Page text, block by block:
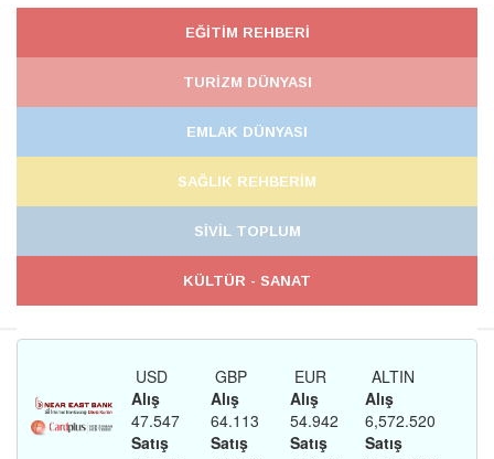
EĞİTİM REHBERİ
TURİZM DÜNYASI
EMLAK DÜNYASI
SAĞLIK REHBERİM
SİVİL TOPLUM
KÜLTÜR - SANAT